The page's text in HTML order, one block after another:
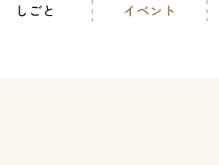
しごと イベント